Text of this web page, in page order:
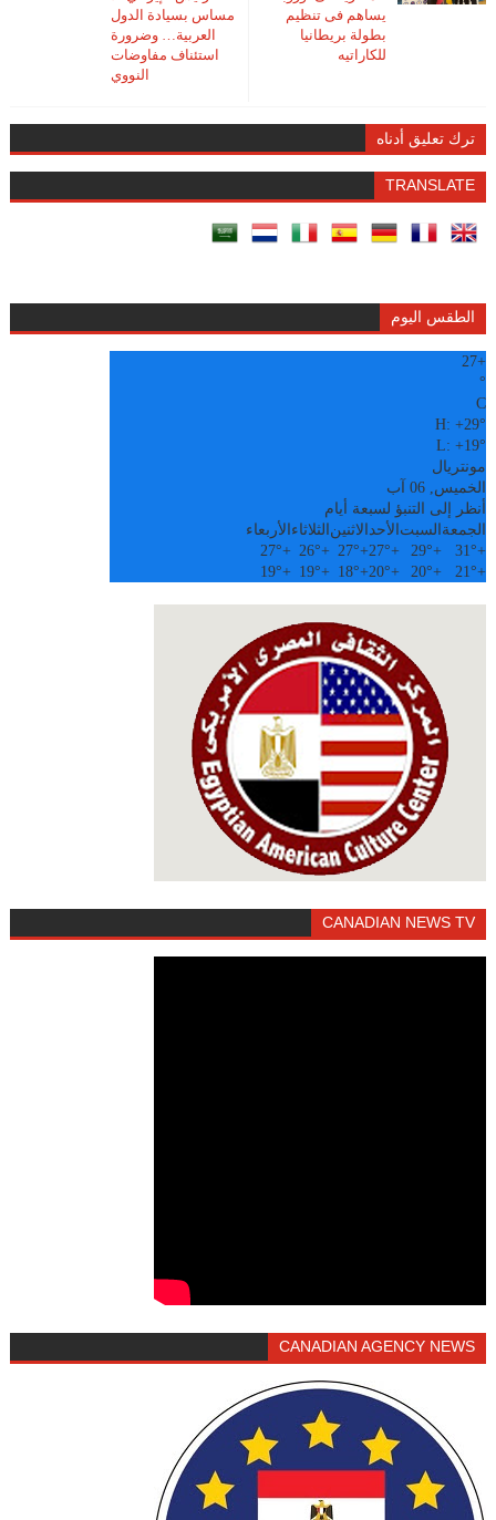
مساس بسيادة الدول
العربية… وضرورة
استئناف مفاوضات
النووي
يساهم فى تنظيم
بطولة بريطانيا
للكاراتيه
ترك تعليق أدناه
TRANSLATE
الطقس اليوم
+
27
°
C
H:+29°
L:+19°
مونتريال
الخميس, 06 آب
أنظر إلى التنبؤ لسبعة أيام
الجمعة السبت الأحدالاثنين الثلاثاء الأربعاء
+
31°
+
29°
+
27°
+
27°
+
26°
+
27°
+
21°
+
20°
+
20°
+
18°
+
19°
+
19°
CANADIAN NEWS TV
CANADIAN AGENCY NEWS